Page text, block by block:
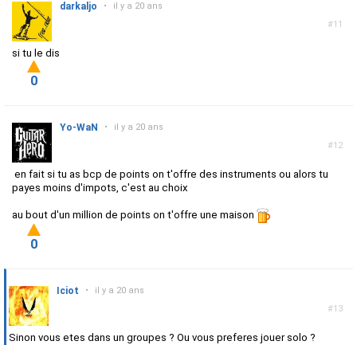
#11
darkaljo • il y a 20 ans
si tu le dis
0
#12
Yo-WaN • il y a 20 ans
en fait si tu as bcp de points on t'offre des instruments ou alors tu
payes moins d'impots, c'est au choix
au bout d'un million de points on t'offre une maison
0
#13
Iciot • il y a 20 ans
Sinon vous etes dans un groupes ? Ou vous preferes jouer solo ?